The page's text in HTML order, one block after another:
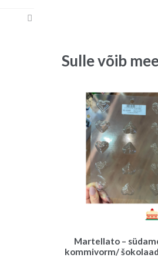
Sulle võib
Martellato –
kommivorm/